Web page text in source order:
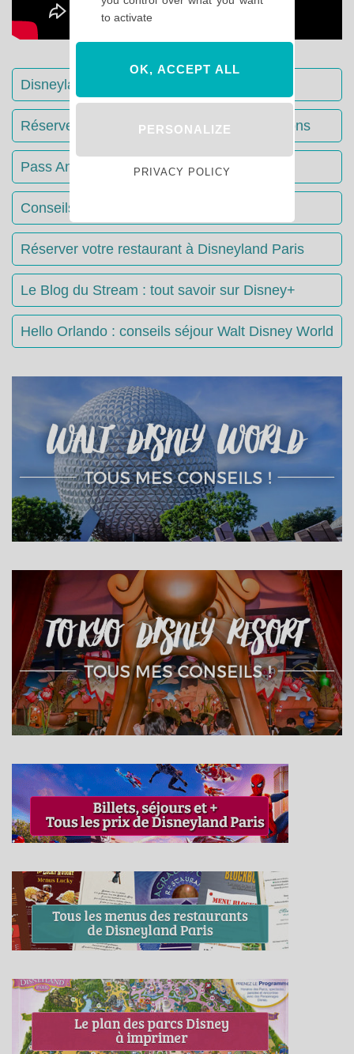
Disneyland Paris : Le guide complet
Réserver votre séjour : toutes les informations
Pass Annuels Disney : informations
Conseils & Astuces Disneyland Paris
Réserver votre restaurant à Disneyland Paris
Le Blog du Stream : tout savoir sur Disney+
Hello Orlando : conseils séjour Walt Disney World
to activate
OK, ACCEPT ALL
PERSONALIZE
PRIVACY POLICY